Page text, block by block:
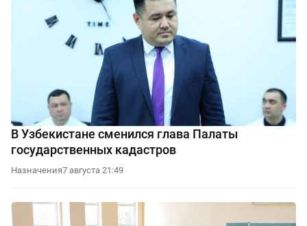
В Узбекистане сменился глава Палаты
государственных кадастров
Назначения7 августа 21:49